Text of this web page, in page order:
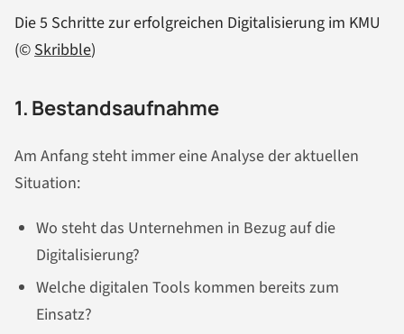
Die 5 Schritte zur erfolgreichen Digitalisierung im KMU
(© Skribble)
1. Bestandsaufnahme
Am Anfang steht immer eine Analyse der aktuellen
Situation:
Wo steht das Unternehmen in Bezug auf die
Digitalisierung?
Welche digitalen Tools kommen bereits zum
Einsatz?